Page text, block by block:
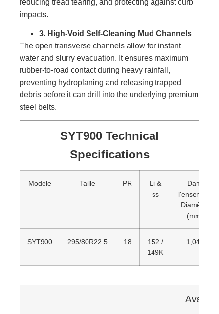
reducing tread tearing, and protecting against curb
impacts.
3. High-Void Self-Cleaning Mud Channels
The open transverse channels allow for instant
water and slurry evacuation. It ensures maximum
rubber-to-road contact during heavy rainfall,
preventing hydroplaning and releasing trapped
debris before it can drill into the underlying premium
steel belts.
SYT900 Technical
Specifications
Modèle Taille PR
Li &
ss
Dans
l'ensemble
Diamètre
(mm)
SYT900 295/80R22.5 18
152 /
149K
1,044